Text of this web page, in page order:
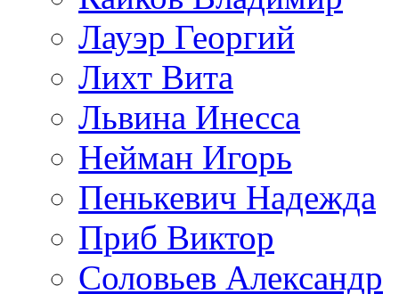
Лауэр Георгий
Лихт Вита
Львина Инесса
Нейман Игорь
Пенькевич Надежда
Приб Виктор
Соловьев Александр